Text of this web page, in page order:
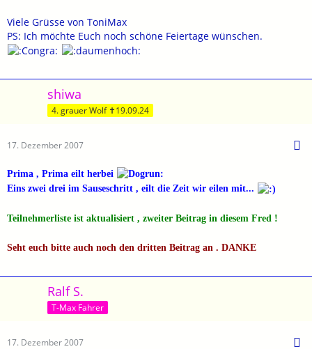
Viele Grüsse von ToniMax
PS: Ich möchte Euch noch schöne Feiertage wünschen.
shiwa
4. grauer Wolf ✝19.09.24
17. Dezember 2007
Prima , Prima eilt herbei
Eins zwei drei im Sauseschritt , eilt die Zeit wir eilen mit...
Teilnehmerliste ist aktualisiert , zweiter Beitrag in diesem Fred !
Seht euch bitte auch noch den dritten Beitrag an . DANKE
Ralf S.
T-Max Fahrer
17. Dezember 2007